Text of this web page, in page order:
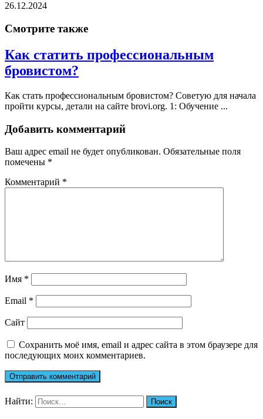
26.12.2024
Смотрите также
Как статить профессиональным
бровистом?
Как стать профессиональным бровистом? Советую для начала
пройти курсы, детали на сайте brovi.org. 1: Обучение ...
Добавить комментарий
Ваш адрес email не будет опубликован. Обязательные поля
помечены *
Комментарий *
Имя *
Email *
Сайт
Сохранить моё имя, email и адрес сайта в этом браузере для
последующих моих комментариев.
Найти: